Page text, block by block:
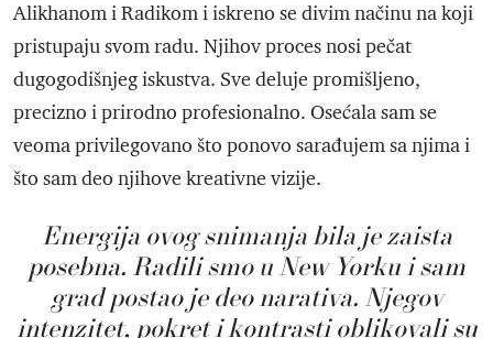
Alikhanom i Radikom i iskreno se divim načinu na koji
pristupaju svom radu. Njihov proces nosi pečat
dugogodišnjeg iskustva. Sve deluje promišljeno,
precizno i prirodno profesionalno. Osećala sam se
veoma privilegovano što ponovo sarađujem sa njima i
što sam deo njihove kreativne vizije.
Energija ovog snimanja bila je zaista
posebna. Radili smo u New Yorku i sam
grad postao je deo narativa. Njegov
intenzitet, pokret i kontrasti oblikovali su